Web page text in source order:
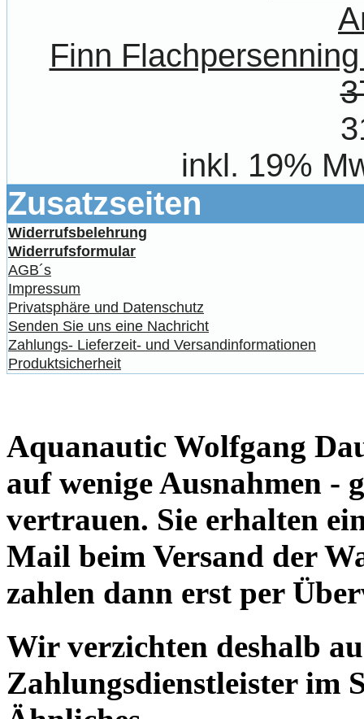
Finn
inkl. 19%
Zusatzseiten
Widerrufsbelehrung
Widerrufsformular
AGB´s
Impressum
Privatsphäre und Datenschutz
Senden Sie uns eine Nachricht
Zahlungs- Lieferzeit- und Versandinformationen
Produktsicherheit
Aquanautic Wolfgang
auf wenige Ausnahmen -
vertrauen. Sie erhalten
Mail beim Versand der
zahlen dann erst per
Wir verzichten deshalb
Zahlungsdienstleister im